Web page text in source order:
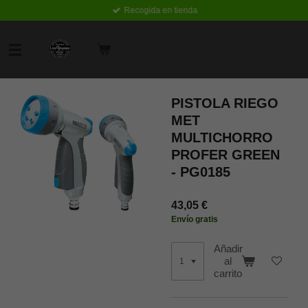
Recogida en tienda
PISTOLA RIEGO
MET
MULTICHORRO
PROFER GREEN
- PG0185
43,05 €
Envío gratis
Añadir
al
carrito